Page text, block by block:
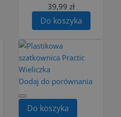
39,99 zł
Do koszyka
Dodaj do porównania
Do koszyka